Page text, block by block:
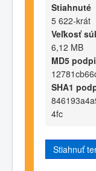
Stiahnuté
5 622-krát
Veľkosť
6,12 MB
MD5
SHA1
4fc
Stiahnuť